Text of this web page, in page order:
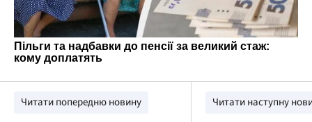
Читати попередню новину Читати наступну